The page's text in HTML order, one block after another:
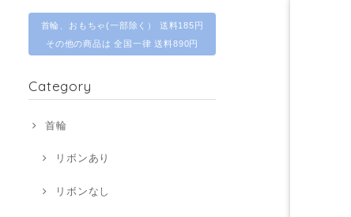
首輪、おもちゃ(一部除く） 送料185円
その他の商品は 全国一律 送料890円
Category
首輪
リボンあり
リボンなし